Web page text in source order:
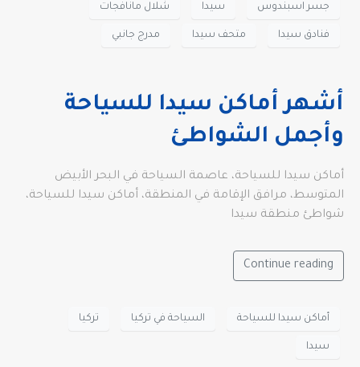
جسر اسبندوس سيدا شلال مانافجات
فنادق سيدا متحف سيدا مدرج جانبي
أشهر أماكن سيدا للسياحة
وأجمل الشواطئ
أماكن سيدا للسياحة، عاصمة السياحة في البحر الأبيض
المتوسط، مرافق الإقامة في المنطقة، أماكن سيدا للسياحة،
شواطئ منطقة سيدا
Continue reading
أماكن سيدا للسياحة السياحة في تركيا تركيا
سيدا